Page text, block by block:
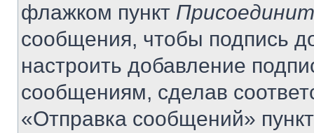
флажком пункт
сообщения, чтобы подпись
настроить добавление
сообщениям, сделав
«Отправка сообщений»